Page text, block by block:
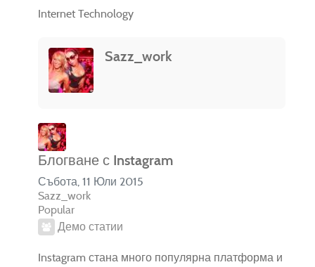
Internet Technology
Sazz_work
Блогване с Instagram
Събота, 11 Юли 2015
Sazz_work
Popular
Демо статии
Instagram стана много популярна платформа и